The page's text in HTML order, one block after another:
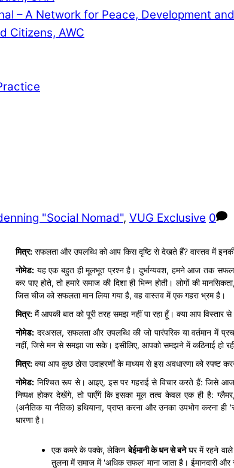
– A Network for Peace, Development
Citizens, AWC
"Social Nomad", VUG Exclusive 0
मित्र: सफलता और उपलब्धि को आप किस दृष्टि से देखते हैं? वास्तव में इनकी
नोमेड: यह एक बहुत ही मूलभूत प्रश्न है। दुर्भाग्यवश, हमने आज तक
कर पाए होते, तो हमारे समाज की दिशा ही भिन्न होती। लोगों की
जिस चीज को सफलता मान लिया गया है, वह वास्तव में एक गहरा भ्रम है।
मित्र: मैं आपकी बात को पूरी तरह समझ नहीं पा रहा हूँ। क्या आप विस्तार
नोमेड: दरअसल, सफलता और उपलब्धि की जो पारंपरिक या वर्तमान में
नहीं, जिसे मन से समझा जा सके। इसीलिए, आपको समझने में कठिनाई हो
मित्र: क्या आप कुछ ठोस उदाहरणों के माध्यम से इस अवधारणा को स्पष्ट
नोमेड: निश्चित रूप से। आइए, इस पर गहराई से विचार करते हैं: जिसे
निष्पक्ष होकर देखेंगे, तो पाएँगें कि इसका मूल तत्व केवल एक ही है:
(अनैतिक या नैतिक) हथियाना, प्राप्त करना और उनका उपभोग करना
धारणा है।
एक कमरे के पक्के, लेकिनबेईमानीकेधनसेबनेघर में रहने वाले
तुलना में समाज में 'अधिक सफल' माना जाता है। ईमानदारी और